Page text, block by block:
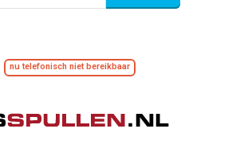
nu telefonisch niet bereikbaar